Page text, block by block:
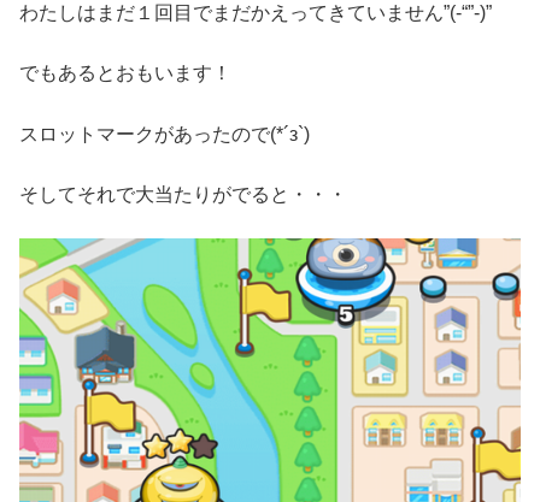
わたしはまだ１回目でまだかえってきていません”(-“”-)”
でもあるとおもいます！
スロットマークがあったので(*´з`)
そしてそれで大当たりがでると・・・